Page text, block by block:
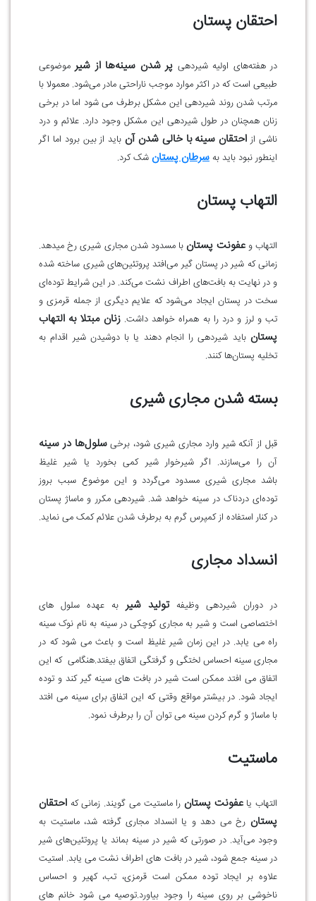
احتقان پستان
در هفته‌های اولیه شیردهی پر شدن سینه‌ها از شیر موضوعی
طبیعی است که در اکثر موارد موجب ناراحتی مادر می‌شود. معمولا با
مرتب شدن روند شیردهی این مشکل برطرف می شود اما در برخی
زنان همچنان در طول شیردهی این مشکل وجود دارد. علائم و درد
ناشی ازاحتقان سینه با خالی شدن آن باید از بین برود اما اگر
اینطور نبود باید به سرطان پستان شک کرد.
التهاب پستان
التهاب وعفونت پستان با مسدود شدن مجاری شیری رخ میدهد.
زمانی که شیر در پستان گیر می‌افتد پروتئین‌های شیری ساخته شده
و در نهایت به بافت‌های اطراف نشت می‌کند. در این شرایط توده‌ای
سخت در پستان ایجاد می‌شود که علایم دیگری از جمله قرمزی و
تب و لرز و درد را به همراه خواهد داشت.زنان مبتلا به التهاب
پستان باید شیردهی را انجام دهند یا با دوشیدن شیر اقدام به
تخلیه پستان‌ها کنند.
بسته شدن مجاری شیری
قبل از آنکه شیر وارد مجاری شیری شود، برخیسلول‌ها در سینه
آن را می‌سازند. اگر شیرخوار شیر کمی بخورد یا شیر غلیظ
باشد مجاری شیری مسدود می‌گردد و این موضوع سبب بروز
توده‌ای دردناک در سینه خواهد شد. شیردهی مکرر و ماساژ پستان
در کنار استفاده از کمپرس گرم به برطرف شدن علائم کمک می نماید.
انسداد مجاری
در دوران شیردهی وظیفه تولید شیر به عهده سلول های
اختصاصی است و شیر به مجاری کوچکی در سینه به نام نوک سینه
راه می یابد. در این زمان شیر غلیظ است و باعث می شود که در
مجاری سینه احساس لختگی و گرفتگی اتفاق بیفتد.هنگامی که این
اتفاق می افتد ممکن است شیر در بافت های سینه گیر کند و توده
ایجاد شود. در بیشتر مواقع وقتی که این اتفاق برای سینه می افتد
با ماساژ و گرم کردن سینه می توان آن را برطرف نمود.
ماستیت
التهاب یاعفونت پستان را ماستیت می گویند. زمانی که احتقان
پستان رخ می دهد و یا انسداد مجاری گرفته شد، ماستیت به
وجود می‌آید. در صورتی که شیر در سینه بماند یا پروتئین‌های شیر
در سینه جمع شود، شیر در بافت های اطراف نشت می یابد. استیت
علاوه بر ایجاد توده ممکن است قرمزی، تب، کهیر و احساس
ناخوشی بر روی سینه را وجود بیاورد.توصیه می شود خانم های